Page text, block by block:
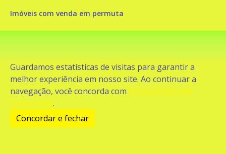
Guardamos estatísticas de visitas para garantir a
melhor experiência em nosso site. Ao continuar a
navegação, você concorda com nossa política de
privacidade.
Concordar e fechar
Imóveis com venda em permuta
Imóveis com Vista para o Mar
Casa com piscina
Apartamento com piscina
Condomínio fechado